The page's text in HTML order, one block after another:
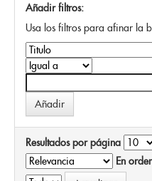
Añadir filtros:
Usa los filtros para afinar la
Resultados por página
En